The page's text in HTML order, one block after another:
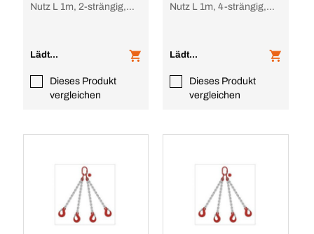
Nutz L 1m, 2-strängig,
Lädt...
Dieses Produkt
vergleichen
Nutz L 1m, 4-strängig,
Lädt...
Dieses Produkt
vergleichen